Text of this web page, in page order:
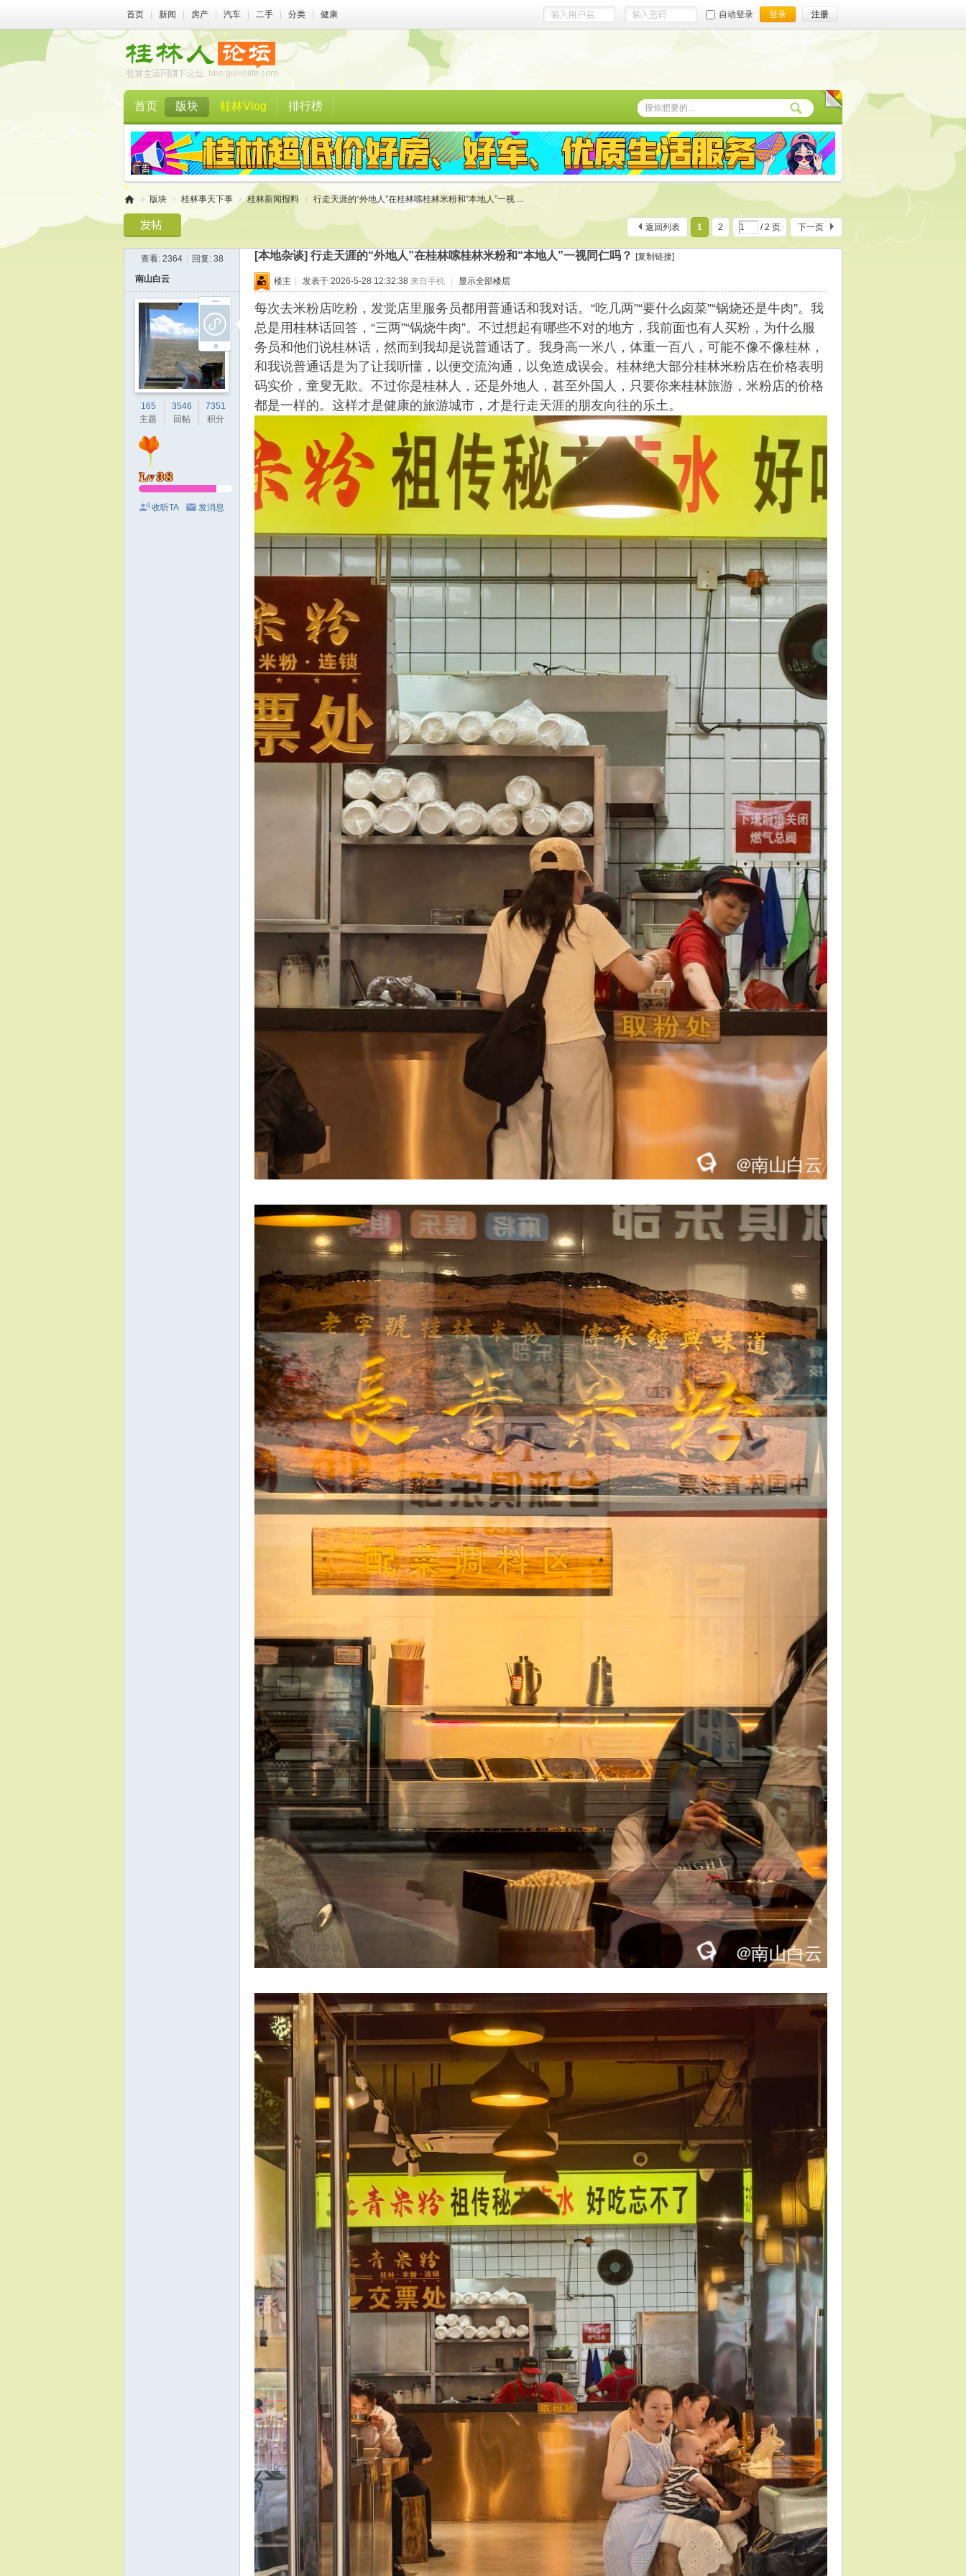
首页 新闻 房产 汽车 二手 分类 健康 自动登录 登录 注册
首页 版块 桂林Vlog 排行榜
林
» 版块 › 桂林事天下事 › 桂林新闻报料 › 行走天涯的“外地人”在桂林嗦桂林米粉和“本地人”一视 ...
1 2 / 2 页 下一页
返回列表
查看: 2364 回复: 38 [本地杂谈] 行走天涯的“外地人”在桂林嗦桂林米粉和“本地人”一视同仁吗？ [复制链接]
南山白云
165
主题
3546
回帖
7351
积分
收听TA 发消息
楼主 | 发表于 2026-5-28 12:32:38 来自手机 | 显示全部楼层
每次去米粉店吃粉，发觉店里服务员都用普通话和我对话。“吃几两”“要什么卤菜”“锅烧还是牛肉”。我
总是用桂林话回答，“三两”“锅烧牛肉”。不过想起有哪些不对的地方，我前面也有人买粉，为什么服
务员和他们说桂林话，然而到我却是说普通话了。我身高一米八，体重一百八，可能不像不像桂林，
和我说普通话是为了让我听懂，以便交流沟通，以免造成误会。桂林绝大部分桂林米粉店在价格表明
码实价，童叟无欺。不过你是桂林人，还是外地人，甚至外国人，只要你来桂林旅游，米粉店的价格
都是一样的。这样才是健康的旅游城市，才是行走天涯的朋友向往的乐土。